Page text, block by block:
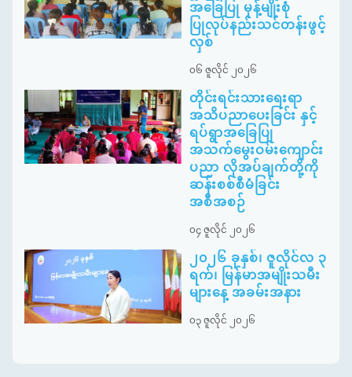
အခြေပြု မုန့်မျိုးစုံ
ပြုလုပ်နည်းသင်တန်းဖွင့်
လှစ်
၀၆ ဇူလိုင် ၂၀၂၆
တိုင်းရင်းသားရေးရာ
အသိပညာပေးခြင်း နှင့်
ရပ်ရွာအခြေပြု
အသက်မွေးဝမ်းကျောင်း
ပညာ လိုအပ်ချက်တို့ကို
ဆန်းစစ်စီမံခြင်း
အစီအစဉ်
၀၄ ဇူလိုင် ၂၀၂၆
၂၀၂၆ ခုနှစ်၊ ဇူလိုင်လ ၃
ရက်၊ မြန်မာအမျိုးသမီး
များနေ့ အခမ်းအနား
၀၃ ဇူလိုင် ၂၀၂၆